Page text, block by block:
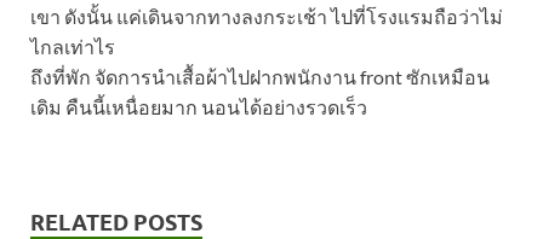
เขา ดังนั้น แค่เดินจากทางลงกระเช้า ไปที่โรงแรมถือว่าไม่
ไกลเท่าไร
ถึงที่พัก จัดการนำเสื้อผ้าไปฝากพนักงาน front ซักเหมือน
เดิม คืนนี้เหนื่อยมาก นอนได้อย่างรวดเร็ว
RELATED POSTS